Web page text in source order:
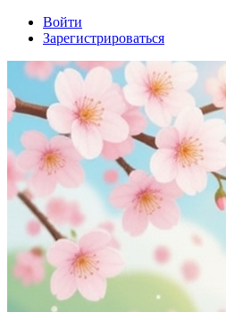
Войти
Зарегистрироваться